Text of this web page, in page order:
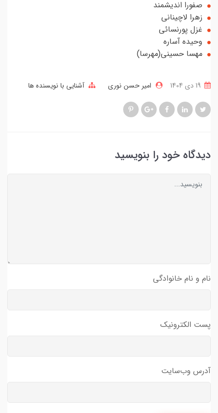
صفورا اندیشمند
زهرا لاچینانی
غزل پورنسائی
وحیده آساره
مهسا حسینی(مهرسا)
امیر حسن نوری آشنایی با نویسنده ها
دیدگاه خود را بنویسید
نام و نام خانوادگی
پست الکترونیک
آدرس وب‌سایت